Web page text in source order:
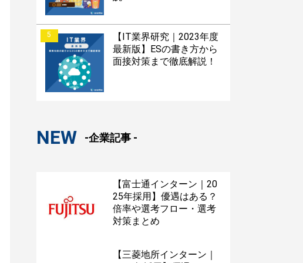
5
【IT業界研究｜2023年度
最新版】ESの書き方から
面接対策まで徹底解説！
NEW -企業記事 -
【富士通インターン｜20
25年採用】優遇はある？
倍率や選考フロー・選考
対策まとめ
【三菱地所インターン｜